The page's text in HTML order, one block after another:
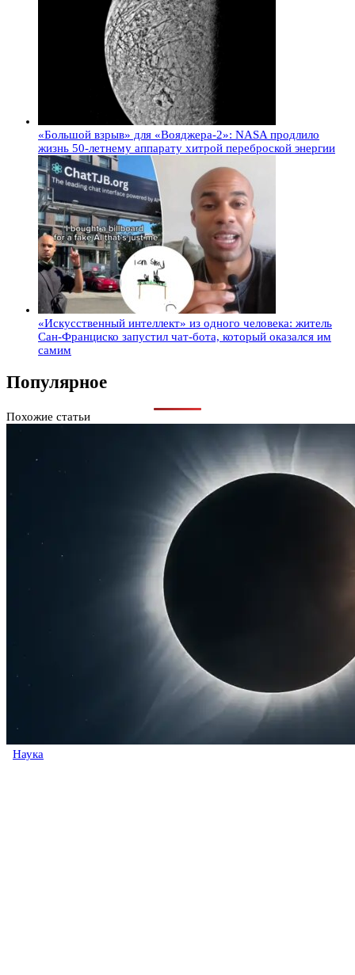
«Большой взрыв» для «Вояджера-2»: NASA продлило
жизнь 50-летнему аппарату хитрой переброской энергии
«Искусственный интеллект» из одного человека: житель
Сан-Франциско запустил чат-бота, который оказался им
самим
Популярное
Похожие статьи
Наука